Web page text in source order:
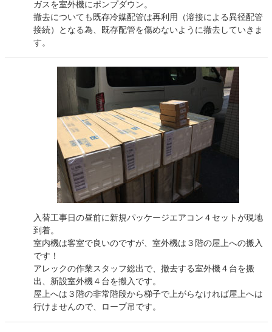
ガスを室外機にポンプダウン。
撤去についても既存冷媒配管は再利用（溶接による異径配管
接続）となる為、既存配管を傷めないように撤去していきま
す。
入替工事日の昼前に新規パッケージエアコン４セットが現地
到着。
室内機は客室で良いのですが、室外機は３階の屋上への搬入
です！
アレックの作業スタッフ総出で、撤去する室外機４台を搬
出、新設室外機４台を搬入です。
屋上へは３階の非常階段から梯子で上がらなければ屋上へは
行けませんので、ロープ吊です。